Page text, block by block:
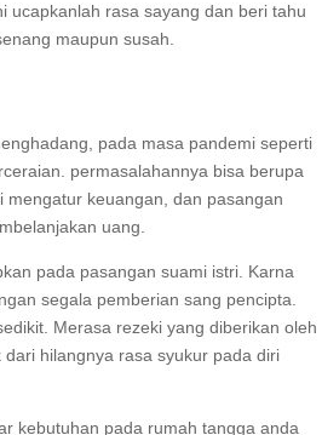
ucapkanlah rasa sayang dan beri tahu
maupun susah.
pada masa pandemi seperti
permasalahannya bisa berupa
keuangan, dan pasangan
uang.
pada pasangan suami istri. Karna
segala pemberian sang pencipta.
Merasa rezeki yang diberikan oleh
hilangnya rasa syukur pada diri
kebutuhan pada rumah tangga anda